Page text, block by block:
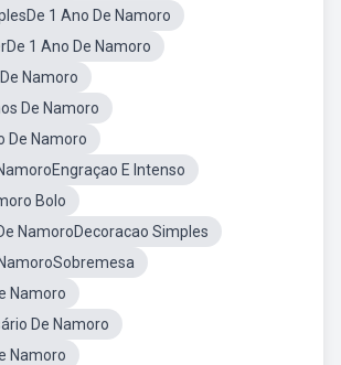
1 Ano De Namoro
1 Ano De Namoro
Namoro
De Namoro
De Namoro
E Intenso
Bolo
NamoroDecoracao Simples
Namoro
De Namoro
Namoro